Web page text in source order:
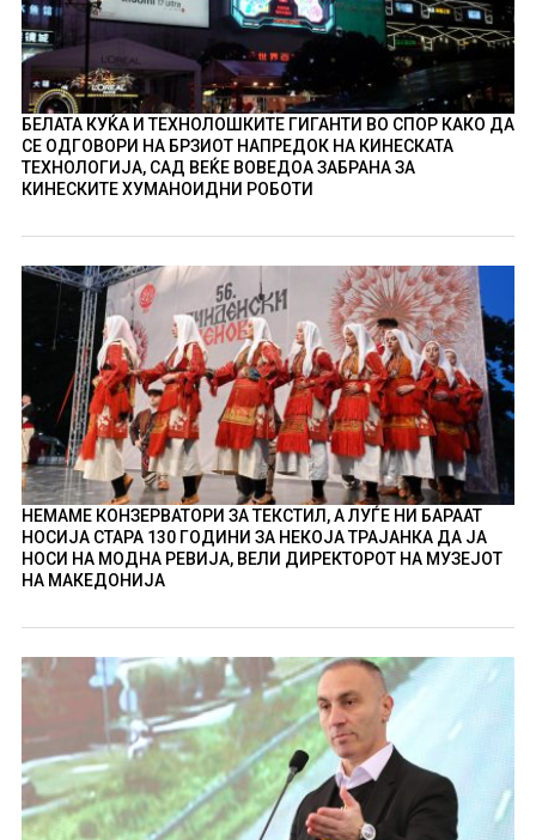
БЕЛАТА КУЌА И ТЕХНОЛОШКИТЕ ГИГАНТИ ВО СПОР КАКО ДА
СЕ ОДГОВОРИ НА БРЗИОТ НАПРЕДОК НА КИНЕСКАТА
ТЕХНОЛОГИЈА, САД ВЕЌЕ ВОВЕДОА ЗАБРАНА ЗА
КИНЕСКИТЕ ХУМАНОИДНИ РОБОТИ
НЕМАМЕ КОНЗЕРВАТОРИ ЗА ТЕКСТИЛ, А ЛУЃЕ НИ БАРААТ
НОСИЈА СТАРА 130 ГОДИНИ ЗА НЕКОЈА ТРАЈАНКА ДА ЈА
НОСИ НА МОДНА РЕВИЈА, ВЕЛИ ДИРЕКТОРОТ НА МУЗЕЈОТ
НА МАКЕДОНИЈА